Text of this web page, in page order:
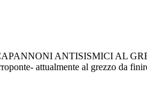
ANTISISMICI AL
attualmente al grezzo